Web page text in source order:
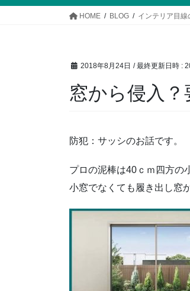
HOME BLOG インテリア目線
2018年8月24日 / 最終更新日時 :
窓から侵入？
防犯：サッシのお話です。
プロの泥棒は40ｃｍ四方の
小窓でなくても履き出し窓